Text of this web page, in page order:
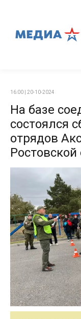
16:00 | 20-10-2024
На базе
состоялся
отрядов
Ростовской